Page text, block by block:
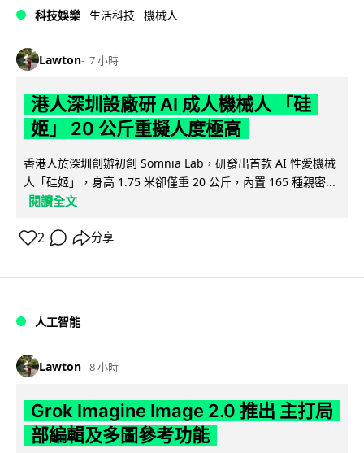
科技娛樂 生活科技 機械人
Lawton 7 小時
港人深圳設廠研 AI 成人機械人 「硅
姬」 20 公斤重擬人度極高
香港人於深圳創辦初創 Somnia Lab，研發出首款 AI 性愛機械
人「硅姬」，身高 1.75 米卻僅重 20 公斤，內置 165 種親密...
閱讀全文
2 分享
人工智能
Lawton 8 小時
Grok Imagine Image 2.0 推出 主打局
部編輯及多圖參考功能